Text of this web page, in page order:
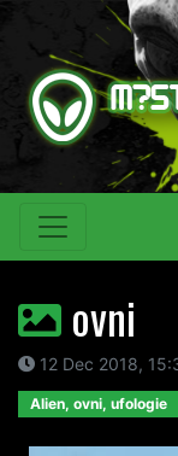
ovni
12 Dec 2018,
Alien, ovni, ufologie